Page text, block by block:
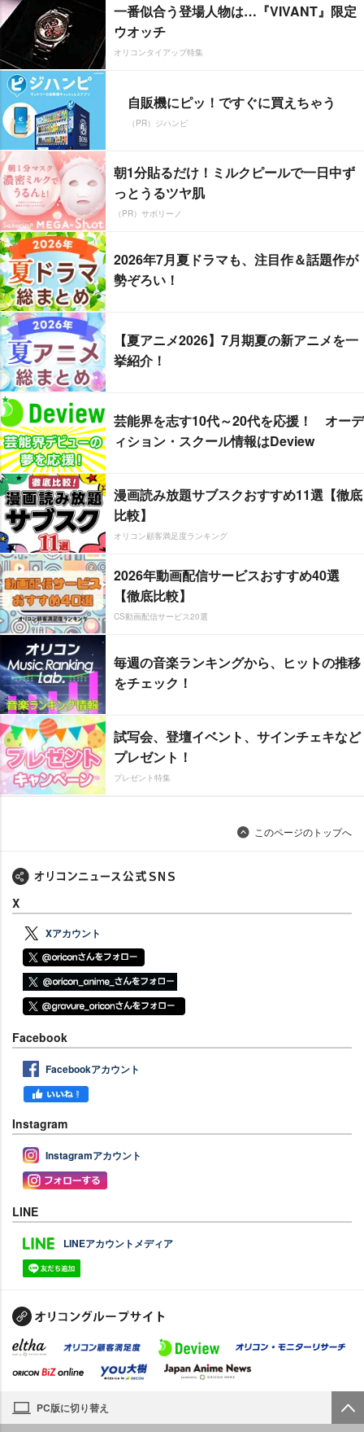
一番似合う登場人物は…『VIVANT』限定
ウオッチ
オリコンタイアップ特集
自販機にピッ！ですぐに買えちゃう
（PR）ジハンピ
朝1分貼るだけ！ミルクピールで一日中ず
っとうるツヤ肌
（PR）サボリーノ
2026年7月夏ドラマも、注目作＆話題作が
勢ぞろい！
【夏アニメ2026】7月期夏の新アニメを一
挙紹介！
芸能界を志す10代～20代を応援！ オーデ
ィション・スクール情報はDeview
漫画読み放題サブスクおすすめ11選【徹底
比較】
オリコン顧客満足度ランキング
2026年動画配信サービスおすすめ40選
【徹底比較】
CS動画配信サービス20選
毎週の音楽ランキングから、ヒットの推移
をチェック！
試写会、登壇イベント、サインチェキなど
プレゼント！
プレゼント特集
このページのトップへ
X
Xアカウント
Facebook
Facebookアカウント
Instagram
Instagramアカウント
LINE
LINEアカウントメディア
PC版に切り替え